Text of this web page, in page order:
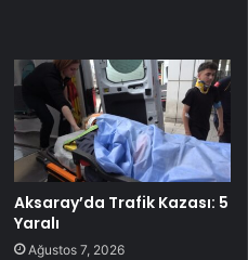
Aksaray’da Trafik Kazası: 5
Yaralı
Ağustos 7, 2026